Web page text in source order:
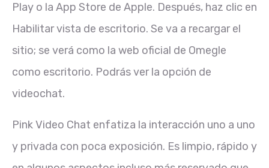
Play o la App Store de Apple. Después, haz clic en
Habilitar vista de escritorio. Se va a recargar el
sitio; se verá como la web oficial de Omegle
como escritorio. Podrás ver la opción de
videochat.
Pink Video Chat enfatiza la interacción uno a uno
y privada con poca exposición. Es limpio, rápido y